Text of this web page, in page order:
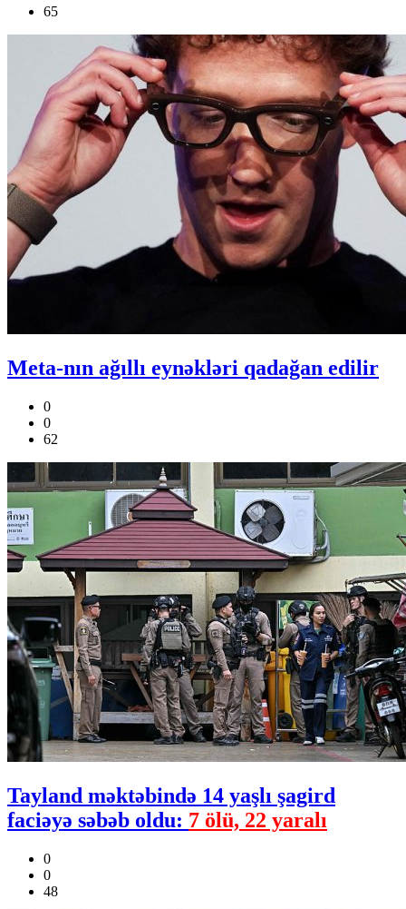
65
Meta-nın ağıllı eynəkləri qadağan edilir
0
0
62
Tayland məktəbində 14 yaşlı şagird
faciəyə səbəb oldu: 7 ölü, 22 yaralı
0
0
48